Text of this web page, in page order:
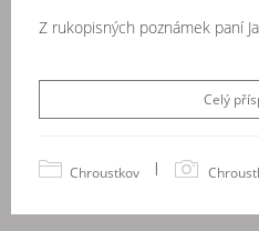
Z rukopisných poznámek paní
Celý
Chroustkov |